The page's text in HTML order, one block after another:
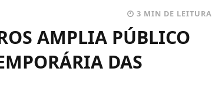
3 MIN DE LEITURA
AMPLIA PÚBLICO
DAS